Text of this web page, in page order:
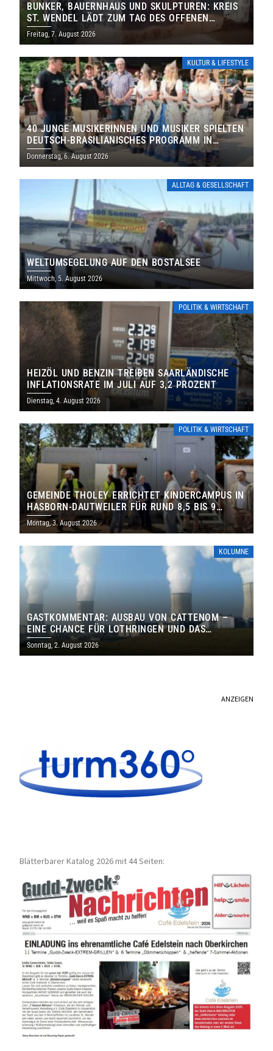
BUNKER, BAUERNHAUS UND SKULPTUREN: KREIS
ST. WENDEL LÄDT ZUM TAG DES OFFENEN
DENKMALS EIN
Freitag, 7. August 2026
KULTUR & LIFESTYLE
40 JUNGE MUSIKERINNEN UND MUSIKER SPIELTEN
DEUTSCH-BRASILIANISCHES PROGRAMM IN
THOLEY
Donnerstag, 6. August 2026
ALLTAG & GESELLSCHAFT
WELTUMSEGELUNG AUF DEN BOSTALSEE
Mittwoch, 5. August 2026
POLITIK & WIRTSCHAFT
HEIZÖL UND BENZIN TREIBEN SAARLÄNDISCHE
INFLATIONSRATE IM JULI AUF 3,2 PROZENT
Dienstag, 4. August 2026
POLITIK & WIRTSCHAFT
GEMEINDE THOLEY ERRICHTET KINDERCAMPUS IN
HASBORN-DAUTWEILER FÜR RUND 8,5 BIS 9
MILLIONEN EURO
Montag, 3. August 2026
KOLUMNE
GASTKOMMENTAR: AUSBAU VON CATTENOM –
EINE CHANCE FÜR LOTHRINGEN UND DAS
SAARLAND
Sonntag, 2. August 2026
ANZEIGEN
Blätterbarer Katalog 2026 mit 44 Seiten: